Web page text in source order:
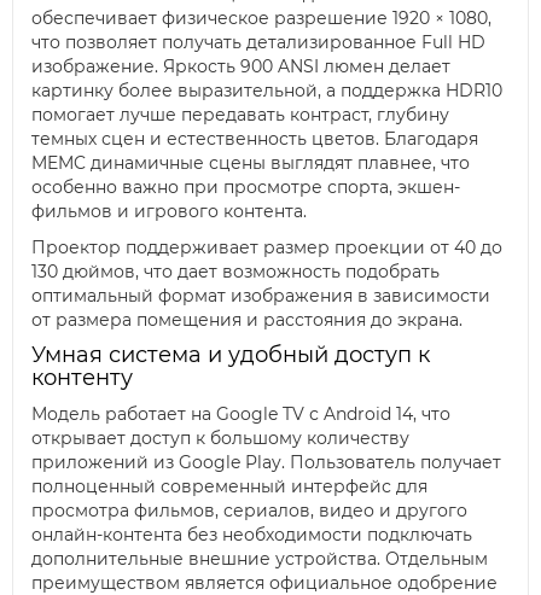
обеспечивает физическое разрешение 1920 × 1080,
что позволяет получать детализированное Full HD
изображение. Яркость 900 ANSI люмен делает
картинку более выразительной, а поддержка HDR10
помогает лучше передавать контраст, глубину
темных сцен и естественность цветов. Благодаря
MEMC динамичные сцены выглядят плавнее, что
особенно важно при просмотре спорта, экшен-
фильмов и игрового контента.
Проектор поддерживает размер проекции от 40 до
130 дюймов, что дает возможность подобрать
оптимальный формат изображения в зависимости
от размера помещения и расстояния до экрана.
Умная система и удобный доступ к
контенту
Модель работает на Google TV с Android 14, что
открывает доступ к большому количеству
приложений из Google Play. Пользователь получает
полноценный современный интерфейс для
просмотра фильмов, сериалов, видео и другого
онлайн-контента без необходимости подключать
дополнительные внешние устройства. Отдельным
преимуществом является официальное одобрение